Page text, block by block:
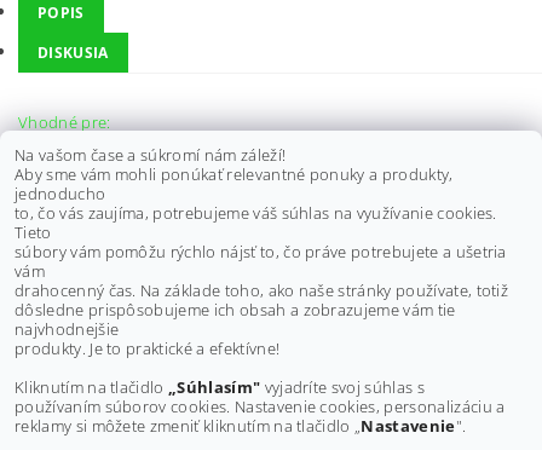
POPIS
DISKUSIA
Vhodné pre:
KAWASAKI KVF 300 4X4 Prairie 300 1999 ALL
KAWASAKI KVF 300 2X4 Prairie 300 2000 ALL
KAWASAKI KVF 300 4X4 Prairie 300 2000 ALL
KAWASAKI KVF 300 2X4 Prairie 300 2001 ALL
KAWASAKI KVF 300 4X4 Prairie 300 2001 ALL
KAWASAKI KVF 300 2X4 Prairie 300 2002 ALL
KAWASAKI KVF 300 4X4 Prairie 300 2002 ALL
Buďte prvý, kto napíše príspevok k tejto položke.
Na vašom čase a súkromí nám záleží!
Aby sme vám mohli ponúkať relevantné ponuky a produkty,
jednoducho
to, čo vás zaujíma, potrebujeme váš súhlas na využívanie cookies.
Tieto
súbory vám pomôžu rýchlo nájsť to, čo práve potrebujete a ušetria
vám
drahocenný čas. Na základe toho, ako naše stránky používate, totiž
dôsledne prispôsobujeme ich obsah a zobrazujeme vám tie
najvhodnejšie
produkty. Je to praktické a efektívne!
Kliknutím na tlačidlo „Súhlasím" vyjadríte svoj súhlas s
používaním súborov cookies. Nastavenie cookies, personalizáciu a
reklamy si môžete zmeniť kliknutím na tlačidlo „Nastavenie".